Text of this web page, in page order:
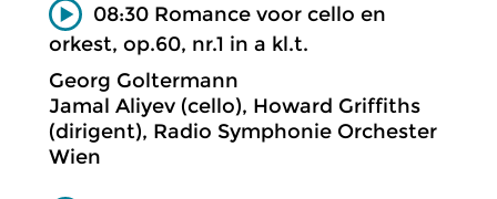
08:30 Romance voor cello en
orkest, op.60, nr.1 in a kl.t.
Georg Goltermann
Jamal Aliyev (cello), Howard Griffiths
(dirigent), Radio Symphonie Orchester
Wien